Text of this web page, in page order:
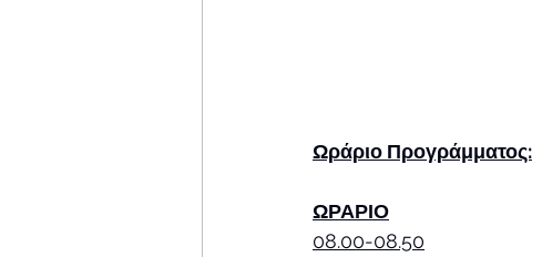
Ωράριο Προγράμματος:
ΩΡΑΡΙΟ
08.00-08.50